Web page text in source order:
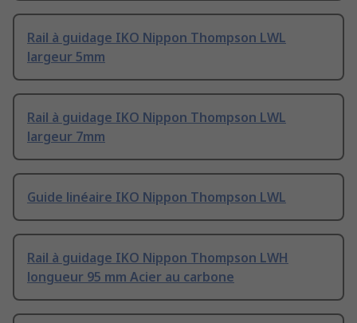
Rail à guidage IKO Nippon Thompson LWL
largeur 5mm
Rail à guidage IKO Nippon Thompson LWL
largeur 7mm
Guide linéaire IKO Nippon Thompson LWL
Rail à guidage IKO Nippon Thompson LWH
longueur 95 mm Acier au carbone